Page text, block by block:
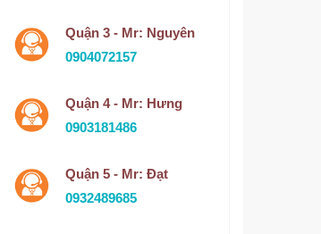
Quận 3 - Mr: Nguyên
0904072157
Quận 4 - Mr: Hưng
0903181486
Quận 5 - Mr: Đạt
0932489685